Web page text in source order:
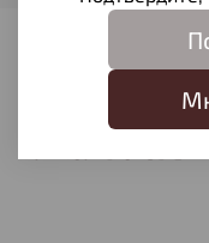
Отзывов еще никто